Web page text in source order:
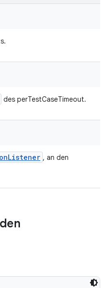
des perTestCaseTimeout.
Listener , an den